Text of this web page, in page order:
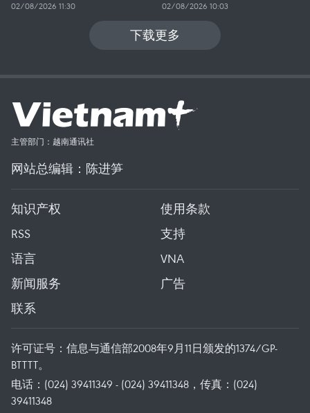
02/08/2026 11:30 02/08/2026 10:03
下载更多
主管部门：越南通讯社
网站总编辑：陈进笋
知识产权
使用条款
RSS
支持
语言
VNA
新闻服务
广告
联系
许可证号：信息与通信部2008年9月11日颁发的1374/GP-
BTTTT。
电话：(024) 39411349 - (024) 39411348，传真：(024)
39411348